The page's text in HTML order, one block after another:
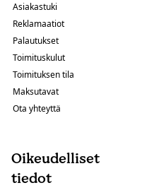
Asiakastuki
Reklamaatiot
Palautukset
Toimituskulut
Toimituksen tila
Maksutavat
Ota yhteyttä
Oikeudelliset
tiedot